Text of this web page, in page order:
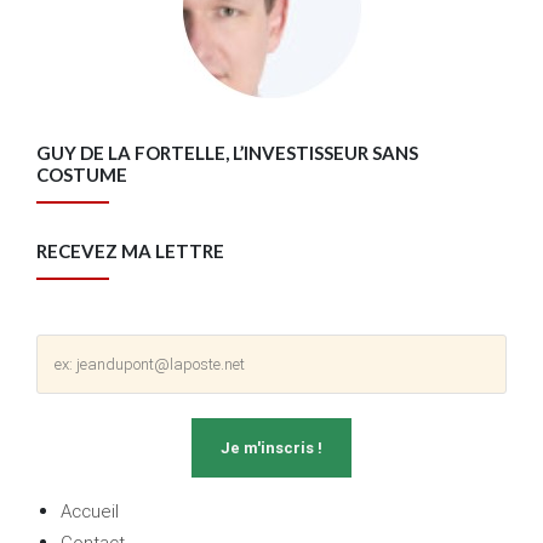
GUY DE LA FORTELLE, L’INVESTISSEUR SANS
COSTUME
RECEVEZ MA LETTRE
Accueil